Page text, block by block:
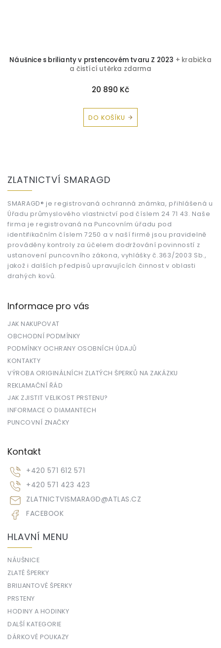
Náušnice s brilianty v prstencovém tvaru Z 2023 + krabička
a čistící utěrka zdarma
20 890 Kč
DO KOŠÍKU
ZLATNICTVÍ SMARAGD
SMARAGD® je registrovaná ochranná známka, přihlášená u
Úřadu průmyslového vlastnictví pod číslem 24 71 43. Naše
firma je registrovaná na Puncovním úřadu pod
identifikačním číslem 7250 a v naší firmě jsou pravidelně
prováděny kontroly za účelem dodržování povinností z
ustanovení puncovního zákona, vyhlášky č.363/2003 Sb.,
jakož i dalších předpisů upravujících činnost v oblasti
drahých kovů.
Informace pro vás
JAK NAKUPOVAT
OBCHODNÍ PODMÍNKY
PODMÍNKY OCHRANY OSOBNÍCH ÚDAJŮ
KONTAKTY
VÝROBA ORIGINÁLNÍCH ZLATÝCH ŠPERKŮ NA ZAKÁZKU
REKLAMAČNÍ ŘÁD
JAK ZJISTIT VELIKOST PRSTENU?
INFORMACE O DIAMANTECH
PUNCOVNÍ ZNAČKY
Kontakt
ZLATNICTVISMARAGD@ATLAS.CZ
+420 571 612 571
+420 571 423 423
FACEBOOK
HLAVNÍ MENU
NÁUŠNICE
ZLATÉ ŠPERKY
BRILIANTOVÉ ŠPERKY
PRSTENY
HODINY A HODINKY
DALŠÍ KATEGORIE
DÁRKOVÉ POUKAZY